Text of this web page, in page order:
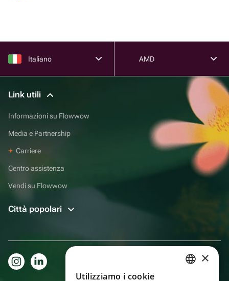
Italiano AMD
Link utili
Informazioni su Flowwow
Media e Partnership
Carriere
Centro assistenza
Vendi su Flowwow
Città popolari
×
Utilizziamo i cookie